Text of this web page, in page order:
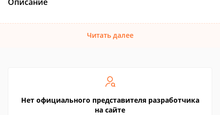
Читать далее
Нет официального представителя разработчика
на сайте